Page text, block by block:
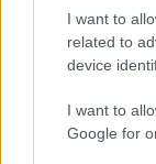
I want to
related to
device
I want to
Google for
Sigue